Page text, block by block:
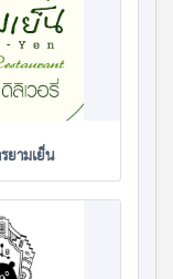
ยามเย็น